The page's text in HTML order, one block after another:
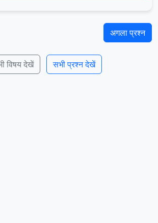
अगला प्रश्न
विषय देखें सभी प्रश्न देखें